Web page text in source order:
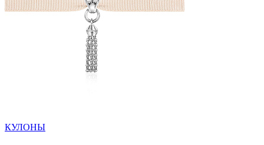
КУЛОНЫ